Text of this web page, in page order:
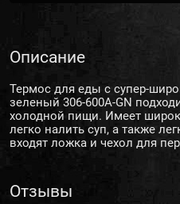
Описание
Термос для еды с супер-
зеленый 306-600A-GN
холодной пищи. Имеет
легко налить суп, а также
входят ложка и чехол для
Отзывы